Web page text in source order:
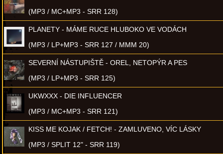
(MP3 / MC+MP3 - SRR 128)
PLANETY - MÁME RUCE HLUBOKO VE VODÁCH
(MP3 / LP+MP3 - SRR 127 / MMM 20)
SEVERNÍ NÁSTUPIŠTĚ - OREL, NETOPÝR A PES
(MP3 / LP+MP3 - SRR 125)
UKWXXX - DIE INFLUENCER
(MP3 / MC+MP3 - SRR 121)
KISS ME KOJAK / FETCH! - ZAMLUVENO, VÍC LÁSKY
(MP3 / SPLIT 12" - SRR 119)